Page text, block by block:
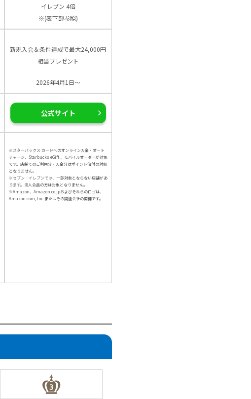
イレブン 4倍
※(表下部参照)
新規入会＆条件達成で最大24,000円
相当プレゼント
2026年4月1日～
公式サイト
※スターバックス カードへのオンライン入金・オート
チャージ、Starbucks eGift 、モバイルオーダーが対象
です。店舗でのご利用分・入金分はポイント倍付の対象
となりません。
※セブン‐イレブンでは、一部対象とならない店舗があ
ります。法人会員の方は対象となりません。
※Amazon、Amazon.co.jpおよびそれらのロゴは、
Amazon.com, Inc.またはその関連会社の商標です。